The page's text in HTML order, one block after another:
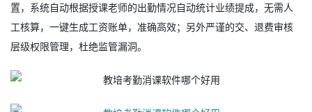
置，系统自动根据授课老师的出勤情况自动统计业绩提成，无需人
工核算，一键生成工资账单，准确高效；另外严谨的交、退费审核
层级权限管理，杜绝监管漏洞。